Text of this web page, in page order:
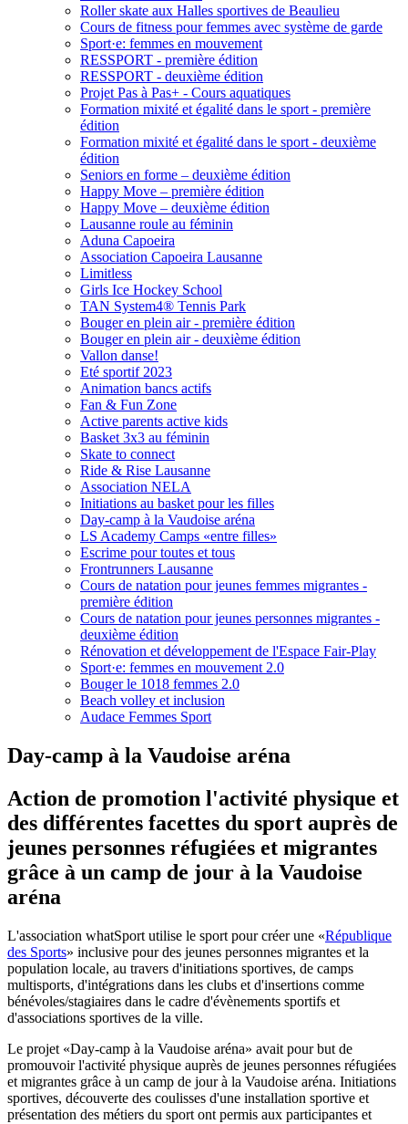
Roller skate aux Halles sportives de Beaulieu
Cours de fitness pour femmes avec système de garde
Sport·e: femmes en mouvement
RESSPORT - première édition
RESSPORT - deuxième édition
Projet Pas à Pas+ - Cours aquatiques
Formation mixité et égalité dans le sport - première
édition
Formation mixité et égalité dans le sport - deuxième
édition
Seniors en forme – deuxième édition
Happy Move – première édition
Happy Move – deuxième édition
Lausanne roule au féminin
Aduna Capoeira
Association Capoeira Lausanne
Limitless
Girls Ice Hockey School
TAN System4® Tennis Park
Bouger en plein air - première édition
Bouger en plein air - deuxième édition
Vallon danse!
Eté sportif 2023
Animation bancs actifs
Fan & Fun Zone
Active parents active kids
Basket 3x3 au féminin
Skate to connect
Ride & Rise Lausanne
Association NELA
Initiations au basket pour les filles
Day-camp à la Vaudoise aréna
LS Academy Camps «entre filles»
Escrime pour toutes et tous
Frontrunners Lausanne
Cours de natation pour jeunes femmes migrantes -
première édition
Cours de natation pour jeunes personnes migrantes -
deuxième édition
Rénovation et développement de l'Espace Fair-Play
Sport·e: femmes en mouvement 2.0
Bouger le 1018 femmes 2.0
Beach volley et inclusion
Audace Femmes Sport
Day-camp à la Vaudoise aréna
Action de promotion l'activité physique et
des différentes facettes du sport auprès de
jeunes personnes réfugiées et migrantes
grâce à un camp de jour à la Vaudoise
aréna
L'association whatSport utilise le sport pour créer une «République
des Sports» inclusive pour des jeunes personnes migrantes et la
population locale, au travers d'initiations sportives, de camps
multisports, d'intégrations dans les clubs et d'insertions comme
bénévoles/stagiaires dans le cadre d'évènements sportifs et
d'associations sportives de la ville.
Le projet «Day-camp à la Vaudoise aréna» avait pour but de
promouvoir l'activité physique auprès de jeunes personnes réfugiées
et migrantes grâce à un camp de jour à la Vaudoise aréna. Initiations
sportives, découverte des coulisses d'une installation sportive et
présentation des métiers du sport ont permis aux participantes et